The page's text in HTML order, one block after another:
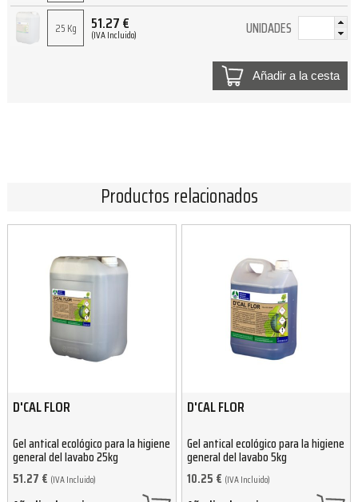
25 Kg 51.27€
(IVA Incluido) UNIDADES
Añadir a la cesta
Productos relacionados
D'CAL FLOR
Gel antical ecológico para la higiene
general del lavabo 25kg
51.27 € (IVA Incluido)
D'CAL FLOR
Gel antical ecológico para la higiene
general del lavabo 5kg
10.25 € (IVA Incluido)